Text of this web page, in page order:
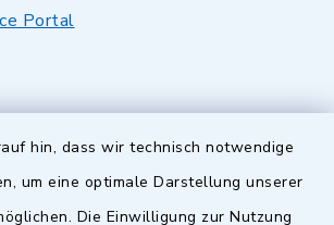
hin, dass wir technisch notwendige
um eine optimale Darstellung unserer
Die Einwilligung zur Nutzung
Portal